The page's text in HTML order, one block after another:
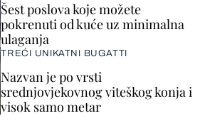
Šest poslova koje možete
pokrenuti od kuće uz minimalna
ulaganja
TREĆI UNIKATNI BUGATTI
Nazvan je po vrsti
srednjovjekovnog viteškog konja i
visok samo metar